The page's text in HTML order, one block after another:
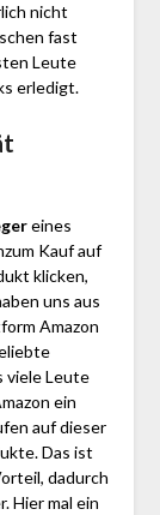
nicht
fast
Leute
erledigt.
eines
Kauf auf
klicken,
uns aus
Amazon
viele Leute
ein
auf dieser
Das ist
dadurch
Hier mal ein